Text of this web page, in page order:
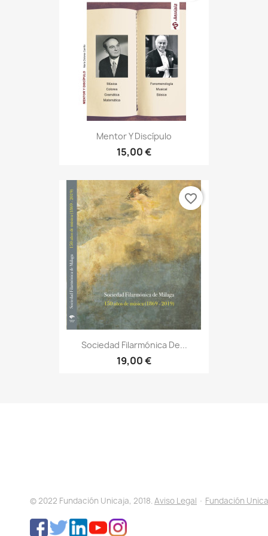
Mentor Y Discípulo
15,00 €
Sociedad Filarmónica De...
19,00 €
favorite_border
© 2022 Fundación Unicaja, 2018.Aviso Legal · Fundación